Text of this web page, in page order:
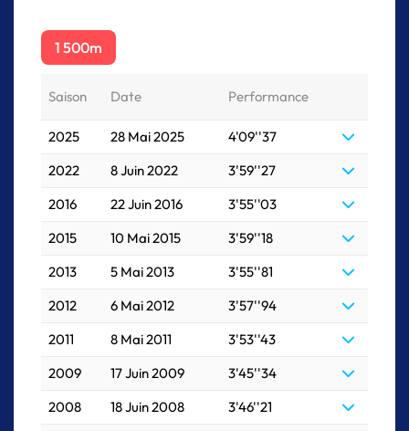
1 500m
Saison Date Performance
2025 28 Mai 2025
4'09''37
2022
8 Juin 2022
3'59''27
2016
22 Juin 2016
3'55''03
2015
10 Mai 2015
3'59''18
2013
5 Mai 2013
3'55''81
2012
6 Mai 2012
3'57''94
2011
8 Mai 2011
3'53''43
2009
17 Juin 2009
3'45''34
2008
18 Juin 2008
3'46''21